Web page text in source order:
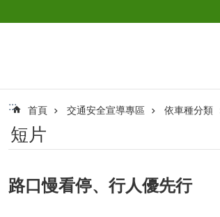
::: 首頁 交通安全宣導專區 依車種分類
短片
路口慢看停、行人優先行